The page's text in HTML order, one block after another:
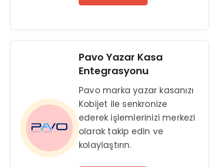
Pavo Yazar Kasa
Entegrasyonu
Pavo marka yazar kasanızı
Kobijet ile senkronize
ederek işlemlerinizi merkezi
olarak takip edin ve
kolaylaştırın.